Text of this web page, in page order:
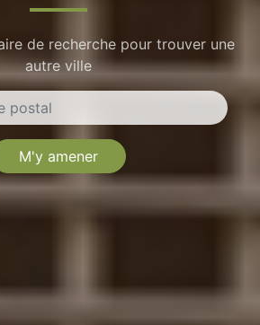
de recherche pour trouver une
autre ville
M'y amener